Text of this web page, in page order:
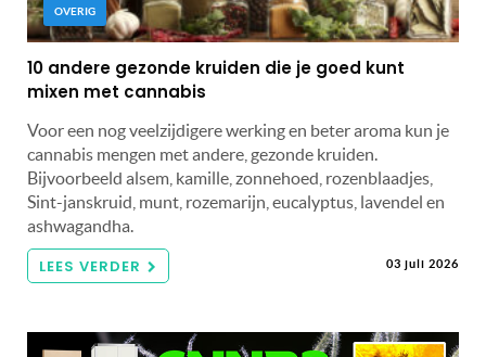
OVERIG
10 andere gezonde kruiden die je goed kunt
mixen met cannabis
Voor een nog veelzijdigere werking en beter aroma kun je
cannabis mengen met andere, gezonde kruiden.
Bijvoorbeeld alsem, kamille, zonnehoed, rozenblaadjes,
Sint-janskruid, munt, rozemarijn, eucalyptus, lavendel en
ashwagandha.
LEES VERDER 03 juli 2026